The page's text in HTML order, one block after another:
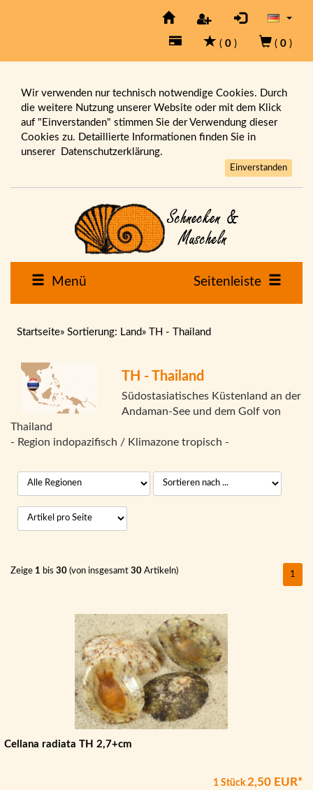
( 0 ) ( 0 )
Wir verwenden nur technisch notwendige Cookies. Durch
die weitere Nutzung unserer Website oder mit dem Klick
auf "Einverstanden" stimmen Sie der Verwendung dieser
Cookies zu. Detaillierte Informationen finden Sie in
unserer Datenschutzerklärung.
Einverstanden
Menü Seitenleiste
Startseite» Sortierung: Land» TH - Thailand
TH - Thailand
Südostasiatisches Küstenland an der
Andaman-See und dem Golf von
Thailand
- Region indopazifisch / Klimazone tropisch -
Zeige 1 bis 30 (von insgesamt 30 Artikeln) 1
Cellana radiata TH 2,7+cm
1 Stück 2,50 EUR*